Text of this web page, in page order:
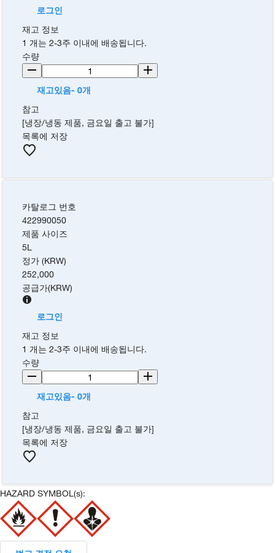
로그인
재고 정보
1 개는 2-3주 이내에 배송됩니다.
수량
재고있음- 0개
참고
[냉장/냉동 제품, 금요일 출고 불가]
목록에 저장
카탈로그 번호
422990050
제품 사이즈
5L
정가 (KRW)
252,000
공급가(KRW)
로그인
재고 정보
1 개는 2-3주 이내에 배송됩니다.
수량
재고있음- 0개
참고
[냉장/냉동 제품, 금요일 출고 불가]
목록에 저장
HAZARD SYMBOL(s):